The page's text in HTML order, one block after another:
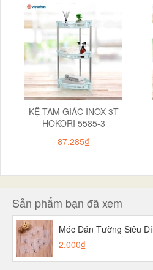
KỆ TAM GIÁC INOX 3T
HOKORI 5585-3
87.285₫
Sản phẩm bạn đã xem
Móc Dán Tường Siêu
2.000₫